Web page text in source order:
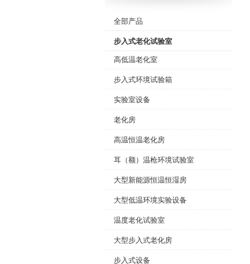
全部产品
步入式老化试验室
高低温老化室
步入式环境试验箱
实验室设备
老化房
高温恒温老化房
耳（额）温枪环境试验室
大型新能源恒温恒湿房
大型低温环境实验设备
温度老化试验室
大型步入式老化房
步入式设备